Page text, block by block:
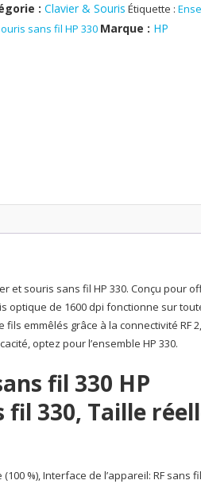
:Clavier & Souris Étiquette :
sans fil HP 330 Marque : HP
et souris sans fil HP 330. Conçu pour
optique de 1600 dpi fonctionne sur
emmêlés grâce à la connectivité RF
optez pour l’ensemble HP 330.
fil 330 HP
fil 330, Taille
%), Interface de l’appareil: RF sans